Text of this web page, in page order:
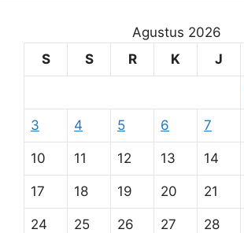
Agustus 2026
S
S R K J
3 4 5 6 7
10 11 12 13 14
17 18 19 20 21
24 25 26 27 28